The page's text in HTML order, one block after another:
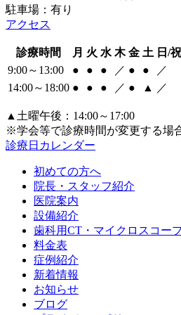
駐車場：有り
アクセス
診療時間 月 火 水 木 金 土 日/祝
9:00～13:00
● ● ● ／ ● ●
／
14:00～18:00 ● ● ● ／ ● ▲ ／
▲土曜午後：14:00～17:00
※学会等で診療時間が変更する場
診療日カレンダー
初めての方へ
院長・スタッフ紹介
医院案内
設備紹介
歯科用CT・マイクロスコー
料金表
症例紹介
新着情報
お知らせ
ブログ